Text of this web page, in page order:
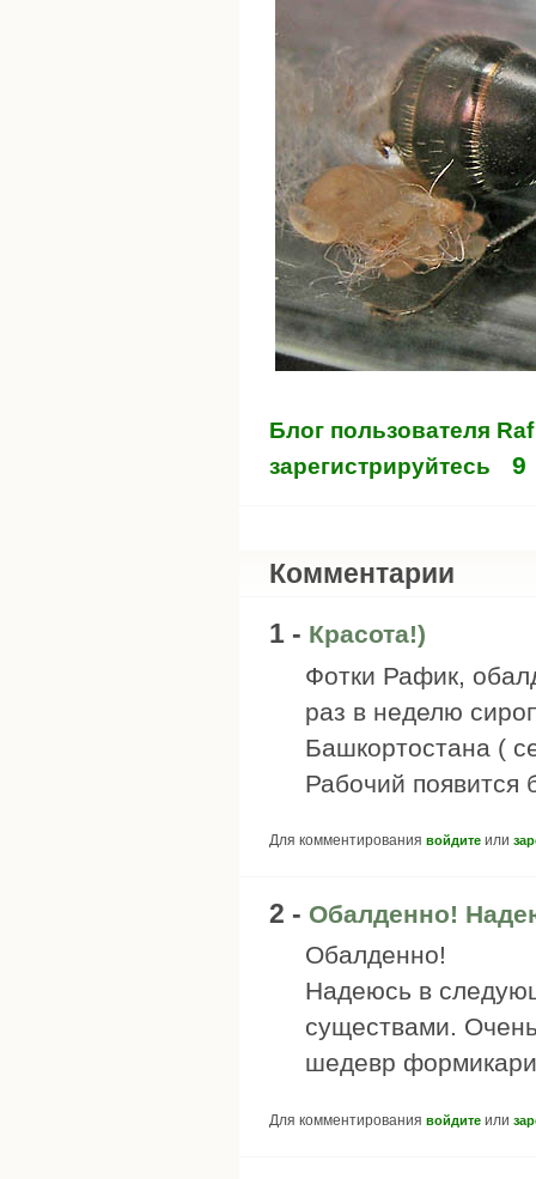
Блог пользователя Raf
зарегистрируйтесь
9
Комментарии
1 - Красота!)
Фотки Рафик,
раз в неделю
Башкортостана (
Рабочий появится
Для комментирования войдите или
2 - Обалденно!
Обалденно!
Надеюсь в
существами.
шедевр
Для комментирования войдите или